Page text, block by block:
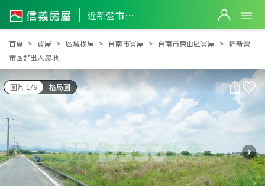
近新營市區好出入農地
近新營市區好出入農地
首頁 買屋 區域找屋 台南市買屋 台南市東山區買屋
近新營
市區好出入農地
圖片 1/6 格局圖